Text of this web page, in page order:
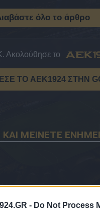
- Do Not Process
όλο το άρθρο
Ακολούθησε το
ΤΟ AEK1924 ΣΤΗΝ
ΜΕΙΝΕΤΕ